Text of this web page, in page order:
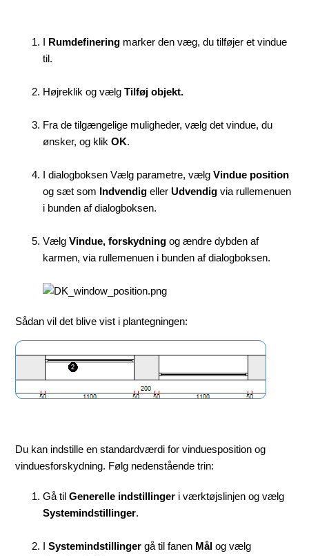
I Rumdefinering marker den væg, du tilføjer et vindue
til.
Højreklik og vælgTilføj objekt.
Fra de tilgængelige muligheder, vælg det vindue, du
ønsker, og klikOK.
I dialogboksen Vælg parametre, vælgVindue position
og sæt som Indvendig ellerUdvendigvia rullemenuen
i bunden af dialogboksen.
VælgVindue, forskydning og ændre dybden af
karmen, via rullemenuen i bunden af dialogboksen.
Sådan vil det blive vist i plantegningen:
Du kan indstille en standardværdi for vinduesposition og
vinduesforskydning. Følg nedenstående trin:
Gå tilGenerelle indstillinger i værktøjslinjen og vælg
Systemindstillinger.
ISystemindstillinger gå til fanen Målog vælg